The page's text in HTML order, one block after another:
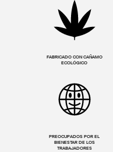
FABRICADO CON CAÑAMO
ECOLÓGICO
PREOCUPADOS POR EL
BIENESTAR DE LOS
TRABAJADORES